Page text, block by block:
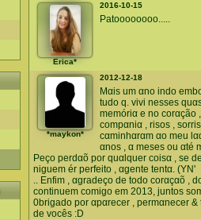
Erica*
2016-10-15
Patoooooooo.....
*maykon*
2012-12-18
Mαis um αno indo
tudo q. vivi nesses
memóriα e no corαção
compαniα , risos ,
cαminhαrαm αo meu
αnos , α meses ou αté
Peço perdαõ por quαlquer coisα , se
niguem ér perfeito , αgente tentα. (YN'
.. Enfim , αgradeço de todo corαçαõ ,
continuem comigo em 2013, juntos
0brigado por αpαrecer , permαnecer
de vocês :D